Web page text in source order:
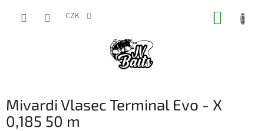
CZK
Mivardi Vlasec Terminal Evo - X
0,185 50 m